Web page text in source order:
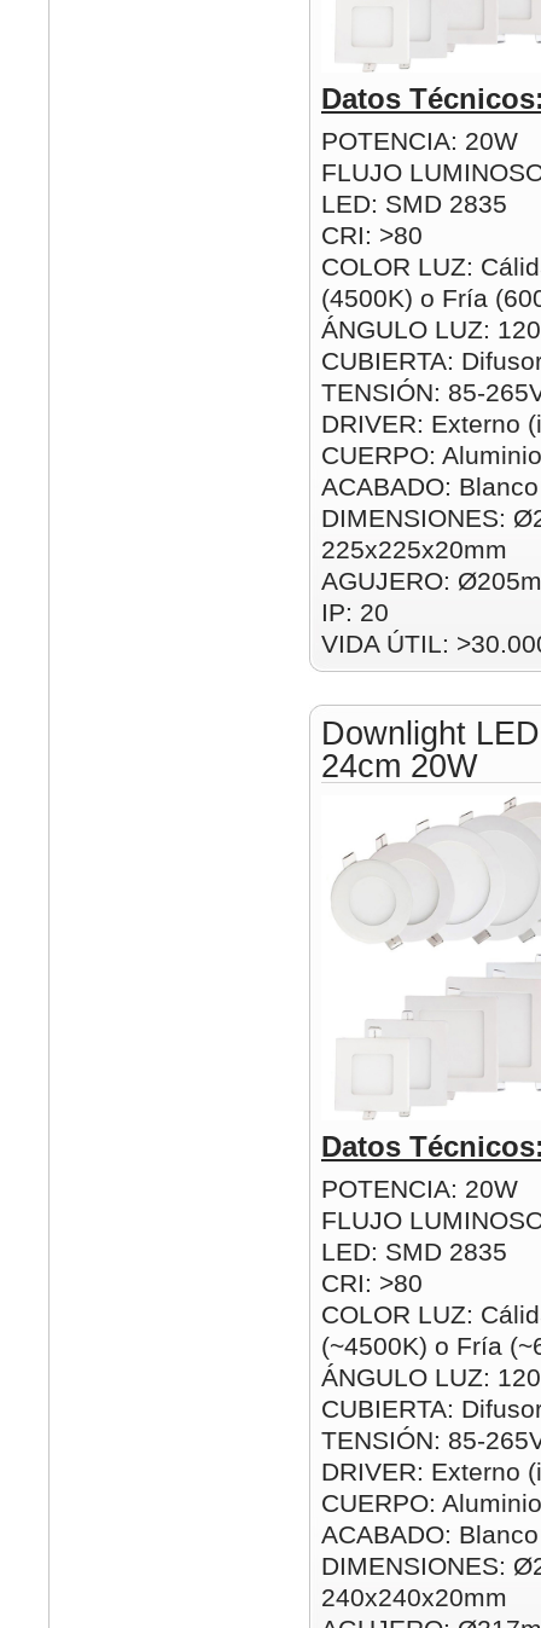
Datos
POTENCIA: 20W
FLUJO
LED: SMD 2835
CRI: >80
COLOR LUZ:
(4500K) o Fría
ÁNGULO LUZ:
CUBIERTA:
TENSIÓN: 85-
DRIVER: Externo
CUERPO: Aluminio
ACABADO: Blanco
DIMENSIONES:
225x225x20mm
AGUJERO:
IP: 20
VIDA ÚTIL:
Downlight
24cm 20W
Datos
POTENCIA: 20W
FLUJO
LED: SMD 2835
CRI: >80
COLOR LUZ:
(~4500K) o Fría
ÁNGULO LUZ:
CUBIERTA:
TENSIÓN: 85-
DRIVER: Externo
CUERPO: Aluminio
ACABADO: Blanco
DIMENSIONES:
240x240x20mm